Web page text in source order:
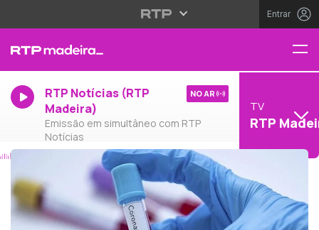
Entrar
RTP Notícias (RTP
Madeira)
Emissão em simultâneo com RTP
Notícias
NO AR
TV
RTP